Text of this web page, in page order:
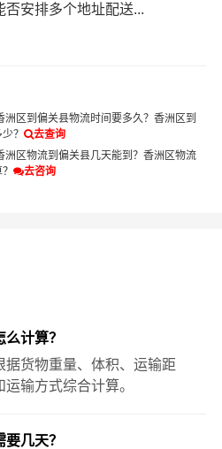
否安排多个地址配送...
洲区到偏关县物流时间要多久？ 香洲区到
？
去查询
洲区物流到偏关县几天能到？ 香洲区物流
去咨询
计算？
据货物重量、体积、运输距
输方式综合计算。
几天？